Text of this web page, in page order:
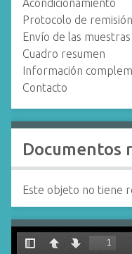
Acondicionamiento
Protocolo de
Envío de las muestras
Cuadro resumen
Información
Contacto
Documentos
Este objeto no tiene